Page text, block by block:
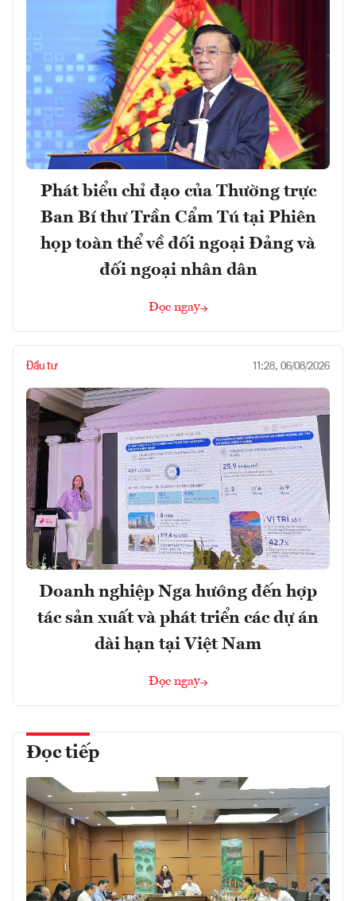
Phát biểu chỉ đạo của Thường trực
Ban Bí thư Trần Cẩm Tú tại Phiên
họp toàn thể về đối ngoại Đảng và
đối ngoại nhân dân
Đọc ngay
Đầu tư 11:28, 06/08/2026
Doanh nghiệp Nga hướng đến hợp
tác sản xuất và phát triển các dự án
dài hạn tại Việt Nam
Đọc ngay
Đọc tiếp